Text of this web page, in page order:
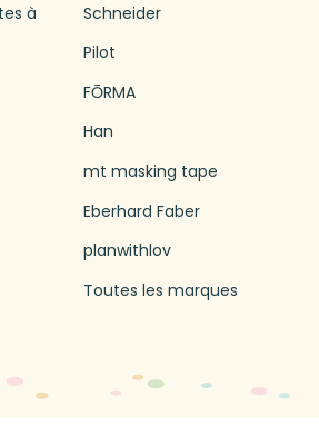
à
Schneider
Pilot
FŌRMA
Han
mt masking tape
Eberhard Faber
planwithlov
Toutes les marques